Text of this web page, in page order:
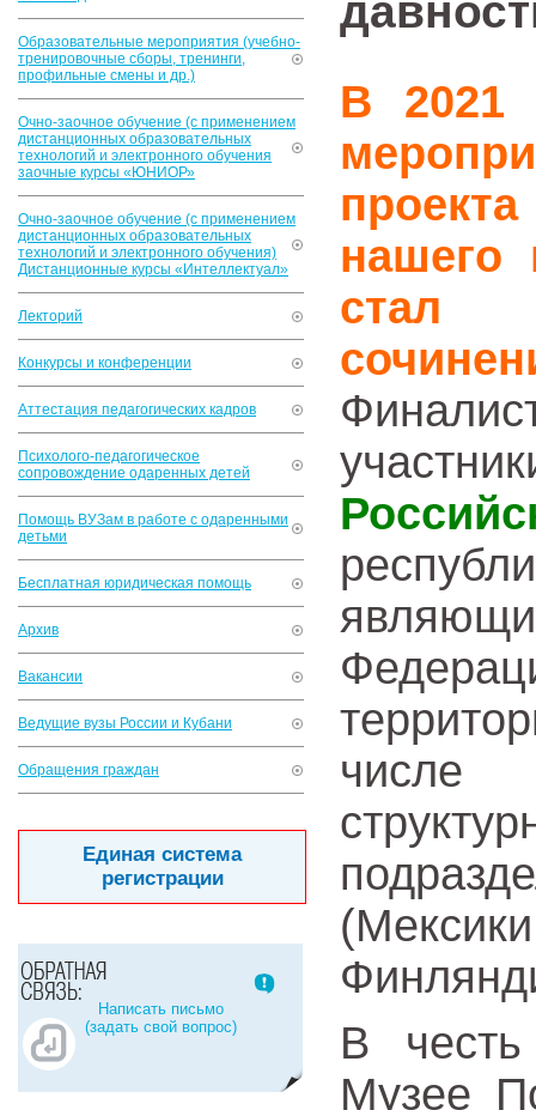
Образовательные мероприятия (учебно-
тренировочные сборы, тренинги,
профильные смены и др.)
Очно-заочное обучение (с применением
дистанционных образовательных
технологий и электронного обучения
заочные курсы «ЮНИОР»
Очно-заочное обучение (с применением
дистанционных образовательных
технологий и электронного обучения)
Дистанционные курсы «Интеллектуал»
Лекторий
Конкурсы и конференции
Аттестация педагогических кадров
Психолого-педагогическое
сопровождение одаренных детей
Помощь ВУЗам в работе с одаренными
детьми
Бесплатная юридическая помощь
Архив
Вакансии
Ведущие вузы России и Кубани
Обращения граждан
Единая система
регистрации
Написать письмо
(задать свой вопрос)
В 2021
нашего
стал
числе
В
Музее